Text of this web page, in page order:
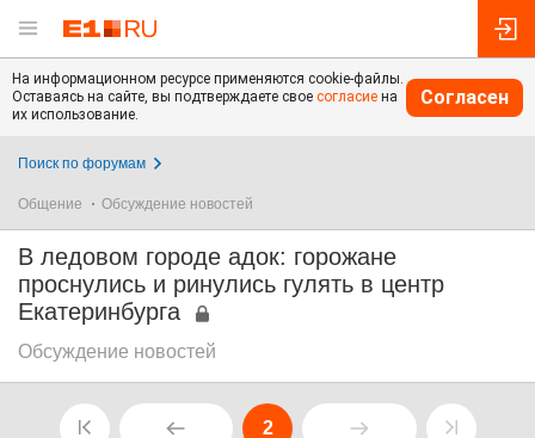
На информационном ресурсе применяются cookie-файлы.
Оставаясь на сайте, вы подтверждаете свое согласие на
их использование.
Согласен
Поиск по форумам
Общение Обсуждение новостей
В ледовом городе адок: горожане
проснулись и ринулись гулять в центр
Екатеринбурга
Обсуждение новостей
2